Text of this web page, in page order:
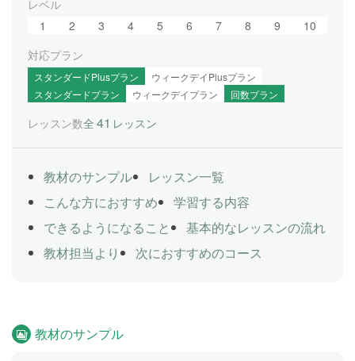
レベル
1
2 3 4 5 6 7 8 9
10
対応プラン
スタンダードPlusプラン
ウィークデイPlusプラン
スタンダードプラン
ウィークデイプラン 回数プラン
レッスン数全 41 レッスン
教材のサンプル
レッスン一覧
こんな方におすすめ
学習する内容
できるようになること
基本的なレッスンの流れ
教材担当より
次におすすめのコース
教材のサンプル